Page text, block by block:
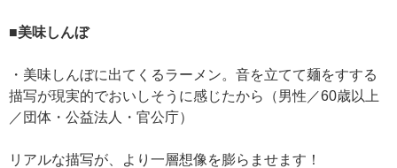
■美味しんぼ
・美味しんぼに出てくるラーメン。音を立てて麺をすする
描写が現実的でおいしそうに感じたから（男性／60歳以上
／団体・公益法人・官公庁）
リアルな描写が、より一層想像を膨らませます！